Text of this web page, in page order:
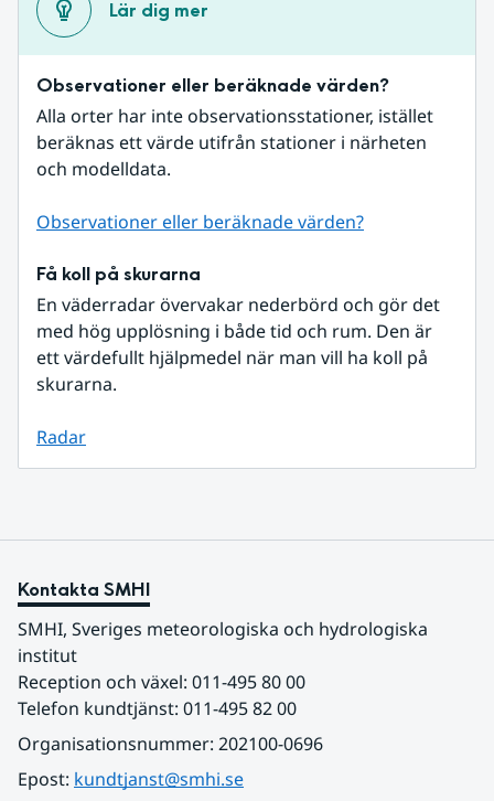
Lär dig mer
Observationer eller beräknade värden?
Alla orter har inte observationsstationer, istället
beräknas ett värde utifrån stationer i närheten
och modelldata.
Observationer eller beräknade värden?
Få koll på skurarna
En väderradar övervakar nederbörd och gör det
med hög upplösning i både tid och rum. Den är
ett värdefullt hjälpmedel när man vill ha koll på
skurarna.
Radar
Kontakta SMHI
SMHI, Sveriges meteorologiska och hydrologiska
institut
Reception och växel: 011-495 80 00
Telefon kundtjänst: 011-495 82 00
Organisationsnummer: 202100-0696
Epost: kundtjanst@smhi.se